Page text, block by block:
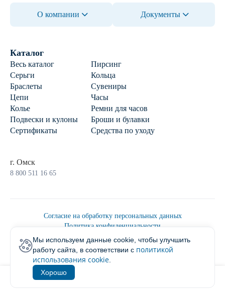
1
О компании Документы
Каталог
Весь каталог
Пирсинг
Серьги
Кольца
Браслеты
Сувениры
Цепи
Часы
Колье
Ремни для часов
Подвески и кулоны
Броши и булавки
Сертификаты
Средства по уходу
г. Омск
8 800 511 16 65
Согласие на обработку персональных данных
Политика конфиденциальности
Политика обработки персональных данных
Пользовательским соглашением
2026 © Ювелирторг
Мы используем данные cookie, чтобы улучшить
работу сайта, в соответствии с политикой
использования cookie
Хорошо